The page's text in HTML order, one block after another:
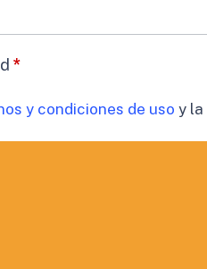
*
y condiciones de uso y la